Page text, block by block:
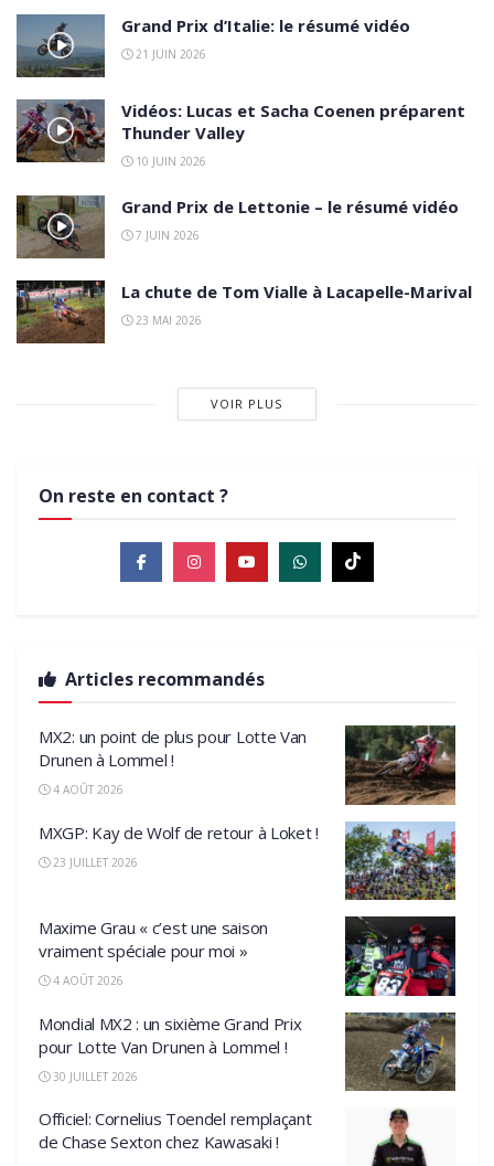
Grand Prix d’Italie: le résumé vidéo
21 JUIN 2026
Vidéos: Lucas et Sacha Coenen préparent
Thunder Valley
10 JUIN 2026
Grand Prix de Lettonie – le résumé vidéo
7 JUIN 2026
La chute de Tom Vialle à Lacapelle-Marival
23 MAI 2026
VOIR PLUS
On reste en contact ?
Articles recommandés
MX2: un point de plus pour Lotte Van
Drunen à Lommel !
4 AOÛT 2026
MXGP: Kay de Wolf de retour à Loket !
23 JUILLET 2026
Maxime Grau « c’est une saison
vraiment spéciale pour moi »
4 AOÛT 2026
Mondial MX2 : un sixième Grand Prix
pour Lotte Van Drunen à Lommel !
30 JUILLET 2026
Officiel: Cornelius Toendel remplaçant
de Chase Sexton chez Kawasaki !